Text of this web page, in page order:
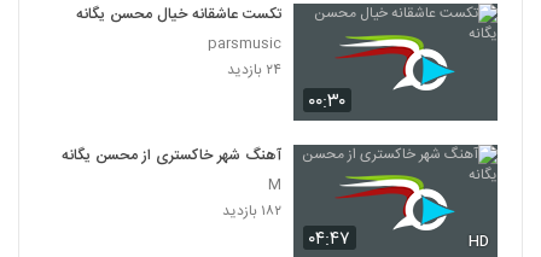
۰۰:۳۰
تکست عاشقانه خیال محسن یگانه
parsmusic
۲۴ بازدید
۰۴:۴۷ HD
آهنگ شهر خاکستری از محسن یگانه
M
۱۸۲ بازدید